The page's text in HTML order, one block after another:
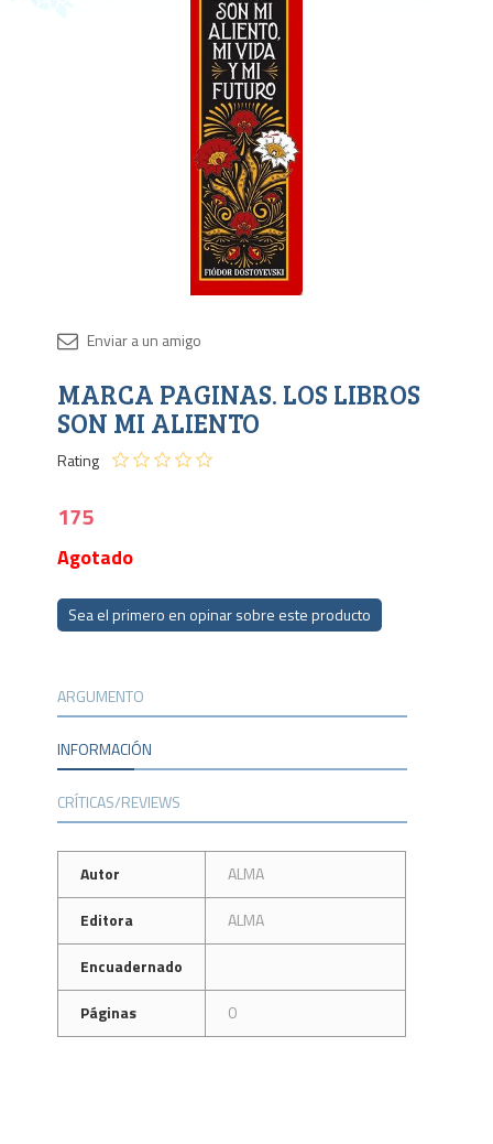
MARCA PAGINAS. LOS LIBROS
SON MI ALIENTO
Rating
175
Agotado
Sea el primero en opinar sobre este producto
ARGUMENTO
INFORMACIÓN
CRÍTICAS/REVIEWS
Autor
ALMA
Editora
ALMA
Encuadernado
Páginas
0